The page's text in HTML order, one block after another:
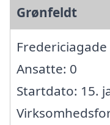
Grønfeldt
Ansatte: 0
Startdato: 15.